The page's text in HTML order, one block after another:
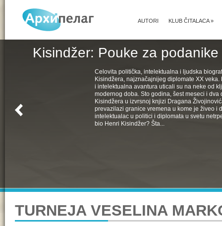
KLUB ČITALACA»
AUTORI
Kisindžer: Pouke za
Celovita politička, intelektualna i ljudska
Kisindžera, najznačajnijeg diplomate XX
i intelektualna avantura uticali su na neke od
modernog doba. Sto godina, šest meseci i dva
Kisindžera u izvrsnoj knjizi Dragana
prevazilazi granice vremena u kome je živeo i
intelektualac u politici i diplomata u svetu
bio Henri Kisindžer? Šta...
TURNEJA VESELINA